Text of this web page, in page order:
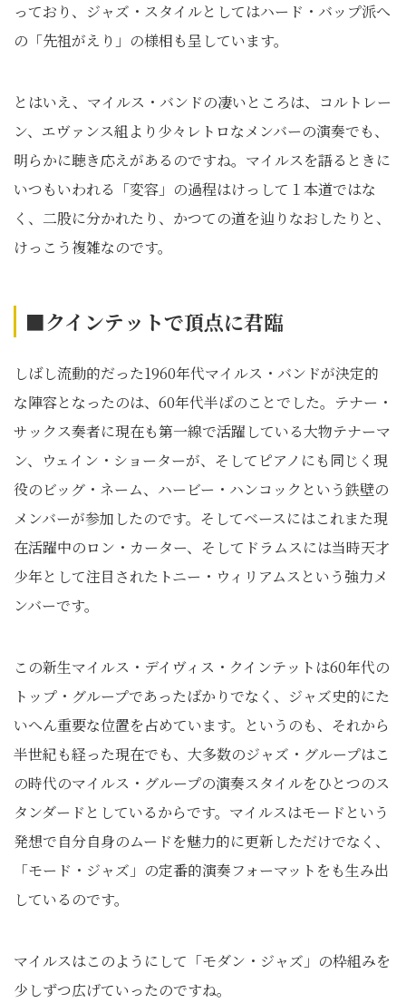
っており、ジャズ・スタイルとしてはハード・バップ派へ
の「先祖がえり」の様相も呈しています。
とはいえ、マイルス・バンドの凄いところは、コルトレー
ン、エヴァンス組より少々レトロなメンバーの演奏でも、
明らかに聴き応えがあるのですね。マイルスを語るときに
いつもいわれる「変容」の過程はけっして１本道ではな
く、二股に分かれたり、かつての道を辿りなおしたりと、
けっこう複雑なのです。
■クインテットで頂点に君臨
しばし流動的だった1960年代マイルス・バンドが決定的
な陣容となったのは、60年代半ばのことでした。テナー・
サックス奏者に現在も第一線で活躍している大物テナーマ
ン、ウェイン・ショーターが、そしてピアノにも同じく現
役のビッグ・ネーム、ハービー・ハンコックという鉄壁の
メンバーが参加したのです。そしてベースにはこれまた現
在活躍中のロン・カーター、そしてドラムスには当時天才
少年として注目されたトニー・ウィリアムスという強力メ
ンバーです。
この新生マイルス・デイヴィス・クインテットは60年代の
トップ・グループであったばかりでなく、ジャズ史的にた
いへん重要な位置を占めています。というのも、それから
半世紀も経った現在でも、大多数のジャズ・グループはこ
の時代のマイルス・グループの演奏スタイルをひとつのス
タンダードとしているからです。マイルスはモードという
発想で自分自身のムードを魅力的に更新しただけでなく、
「モード・ジャズ」の定番的演奏フォーマットをも生み出
しているのです。
マイルスはこのようにして「モダン・ジャズ」の枠組みを
少しずつ広げていったのですね。